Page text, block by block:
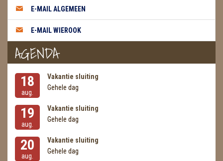
E-MAIL ALGEMEEN
E-MAIL WIEROOK
AGENDA
18
aug.
Vakantie sluiting
Gehele dag
19
aug.
Vakantie sluiting
Gehele dag
20
aug.
Vakantie sluiting
Gehele dag